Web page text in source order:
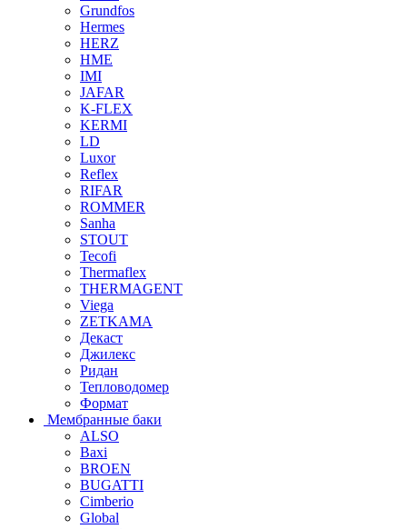
Grundfos
Hermes
HERZ
HME
IMI
JAFAR
K-FLEX
KERMI
LD
Luxor
Reflex
RIFAR
ROMMER
Sanha
STOUT
Tecofi
Thermaflex
THERMAGENT
Viega
ZETKAMA
Декаст
Джилекс
Ридан
Тепловодомер
Формат
Мембранные баки
ALSO
Baxi
BROEN
BUGATTI
Cimberio
Global